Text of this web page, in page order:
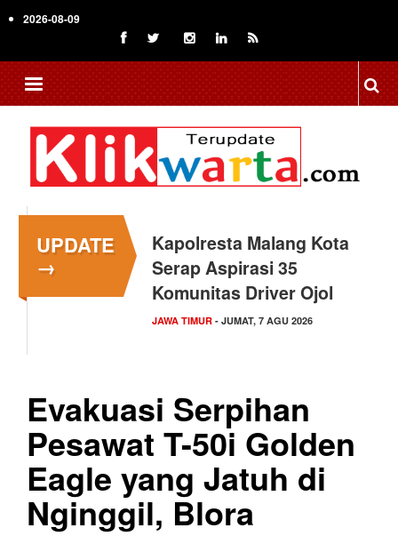
to
content
2026-08-09
UPDATE
→
Kapolresta Malang Kota
Serap Aspirasi 35
Komunitas Driver Ojol
JAWA TIMUR - JUMAT, 7 AGU 2026
Evakuasi Serpihan
Pesawat T-50i Golden
Eagle yang Jatuh di
Nginggil, Blora